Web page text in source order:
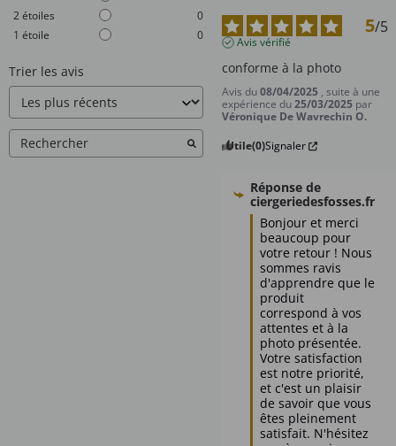
2étoiles
0
1 étoile 0
Trier les avis
5/5
Avis vérifié
conforme à la photo
Avis du08/04/2025 , suite à une
expérience du25/03/2025 par
Véronique De Wavrechin O.
Utile(0)Signaler
Réponse de
ciergeriedesfosses.fr
Bonjour et merci
beaucoup pour
votre retour ! Nous
sommes ravis
d'apprendre que le
produit
correspond à vos
attentes et à la
photo présentée.
Votre satisfaction
est notre priorité,
et c'est un plaisir
de savoir que vous
êtes pleinement
satisfait. N'hésitez